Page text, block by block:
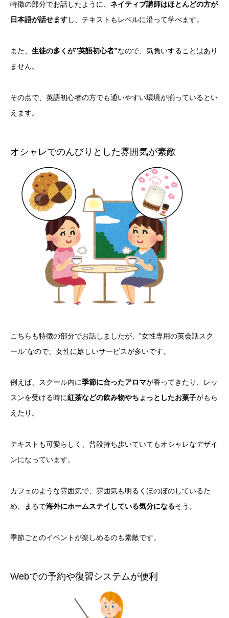
特徴の部分でお話したように、 ネイティブ講師はほとんどの方が
日本語が話せますし、テキストもレベルに沿って学べます。
また、 生徒の多くが”英語初心者”なので、気負いすることはあり
ません。
その点で、英語初心者の方でも通いやすい環境が揃っているとい
えます。
オシャレでのんびりとした雰囲気が素敵
こちらも特徴の部分でお話しましたが、”女性専用の英会話スク
ール”なので、女性に嬉しいサービスが多いです。
例えば、スクール内に季節に合ったアロマが香ってきたり、レッ
スンを受ける時に紅茶などの飲み物やちょっとしたお菓子がもら
えたり。
テキストも可愛らしく、普段持ち歩いていてもオシャレなデザイ
ンになっています。
カフェのような雰囲気で、雰囲気も明るくほのぼのしているた
め、まるで海外にホームステイしている気分になるそう。
季節ごとのイベントが楽しめるのも素敵です。
Webでの予約や復習システムが便利